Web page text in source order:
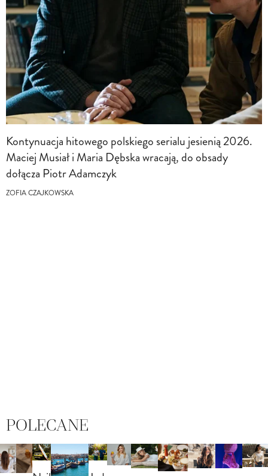
Kontynuacja hitowego polskiego serialu jesienią 2026.
Maciej Musiał i Maria Dębska wracają, do obsady
dołącza Piotr Adamczyk
ZOFIA CZAJKOWSKA
POLECANE